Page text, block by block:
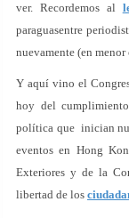
ver. Recordemos al
paraguasentre
nuevamente (en menor
Y aquí vino el
hoy del
política que inician
eventos en Hong
Exteriores y de la
libertad de los